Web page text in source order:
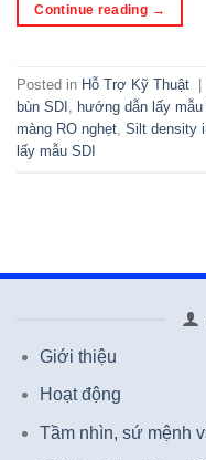
Continue reading →
Posted in Hỗ Trợ Kỹ Thuật
bùn SDI
hướng dẫn lấy mẫu
màng RO nghẹt Silt density
lấy mẫu SDI
Giới thiệu
Hoạt động
Tầm nhìn, sứ mệnh